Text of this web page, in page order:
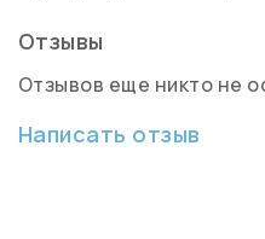
Отзывы
Отзывов еще никто не
Написать отзыв